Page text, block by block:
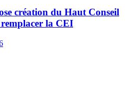
création du Haut Conseil
la CEI